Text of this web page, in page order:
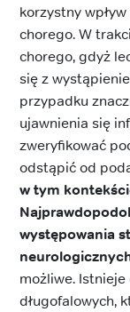
korzystny
chorego. W
chorego, gdyż
się z
przypadku
ujawnienia się
zweryfikować
odstąpić od
w tym
występowania
możliwe.
długofalowych,